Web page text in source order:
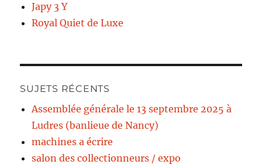
Japy 3 Y
Royal Quiet de Luxe
SUJETS RÉCENTS
Assemblée générale le 13 septembre 2025 à
Ludres (banlieue de Nancy)
machines a écrire
salon des collectionneurs / expo